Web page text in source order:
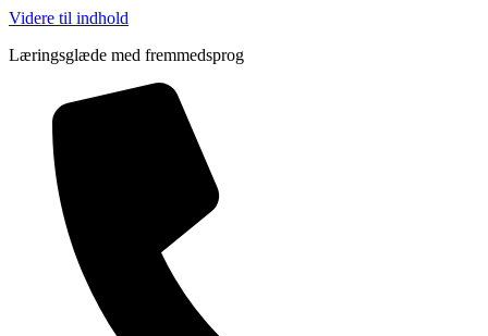
Videre til indhold
Læringsglæde med fremmedsprog